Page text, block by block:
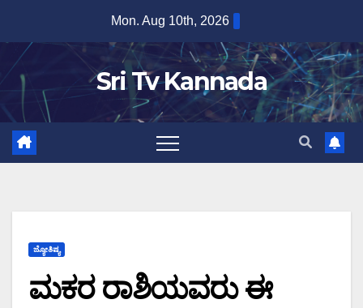
content
Mon. Aug 10th, 2026
Sri Tv Kannada
ಜ್ಯೋತಿಷ್ಯ
ಮಕರ ರಾಶಿಯವರು ಈ